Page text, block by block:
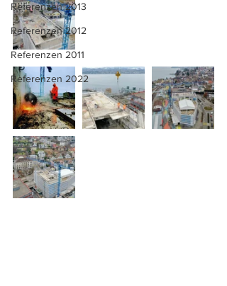
Referenzen 2013
Referenzen 2012
Referenzen 2011
Referenzen 2022